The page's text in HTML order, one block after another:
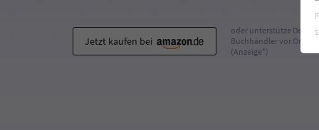
Jetzt kaufen bei
oder unterstütze Deinen
Buchhändler vor Ort
(Anzeige*)